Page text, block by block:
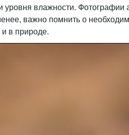
влажности.
важно помнить о
в природе.